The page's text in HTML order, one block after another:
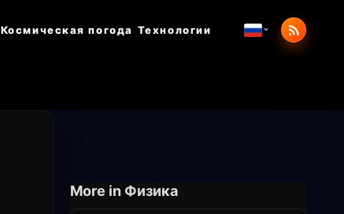
Космическая погода Технологии
More in Физика